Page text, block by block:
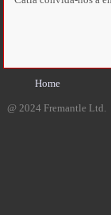
Home
@ 2024 Fremantle Ltd.